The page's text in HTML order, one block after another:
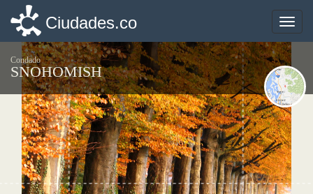
Toggle
Ciudades.co
Condado
SNOHOMISH
Toggle
Ciudades.co